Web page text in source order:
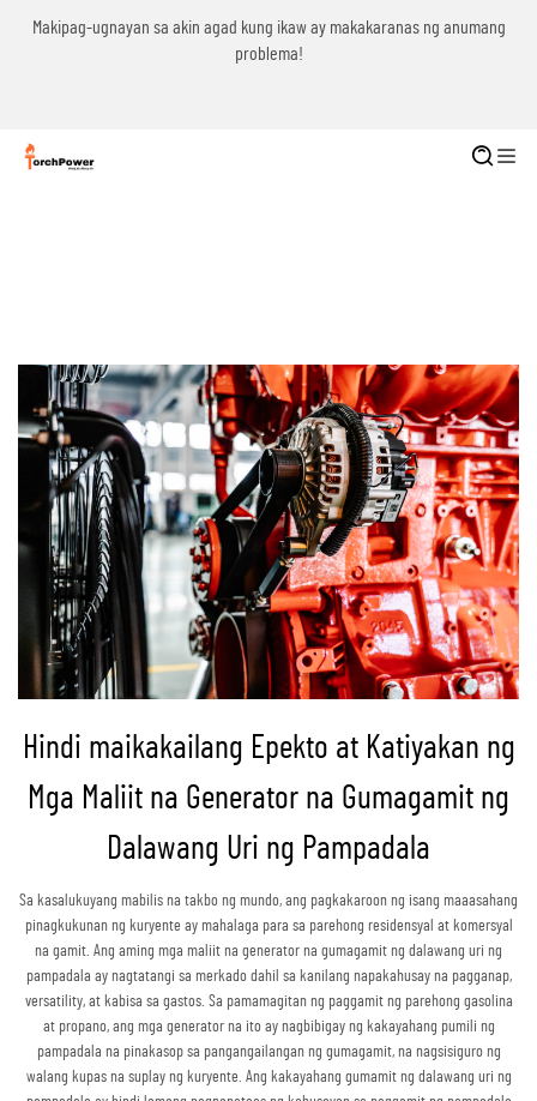
Makipag-ugnayan sa akin agad kung ikaw ay makakaranas ng anumang
problema!
Hindi maikakailang Epekto at Katiyakan ng
Mga Maliit na Generator na Gumagamit ng
Dalawang Uri ng Pampadala
Sa kasalukuyang mabilis na takbo ng mundo, ang pagkakaroon ng isang maaasahang
pinagkukunan ng kuryente ay mahalaga para sa parehong residensyal at komersyal
na gamit. Ang aming mga maliit na generator na gumagamit ng dalawang uri ng
pampadala ay nagtatangi sa merkado dahil sa kanilang napakahusay na pagganap,
versatility, at kabisa sa gastos. Sa pamamagitan ng paggamit ng parehong gasolina
at propano, ang mga generator na ito ay nagbibigay ng kakayahang pumili ng
pampadala na pinakasop sa pangangailangan ng gumagamit, na nagsisiguro ng
walang kupas na suplay ng kuryente. Ang kakayahang gumamit ng dalawang uri ng